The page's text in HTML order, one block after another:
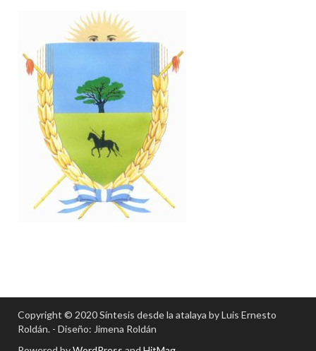
Copyright © 2020 Síntesis desde la atalaya by Luis Ernesto
Roldán. - Diseño: Jimena Roldán